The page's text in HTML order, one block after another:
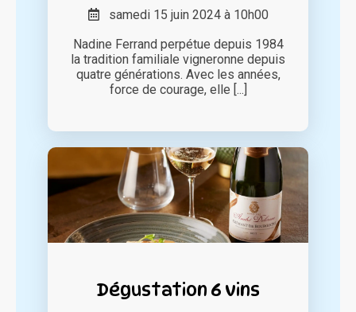
samedi 15 juin 2024 à 10h00
Nadine Ferrand perpétue depuis 1984
la tradition familiale vigneronne depuis
quatre générations. Avec les années,
force de courage, elle [...]
Dégustation 6 vins